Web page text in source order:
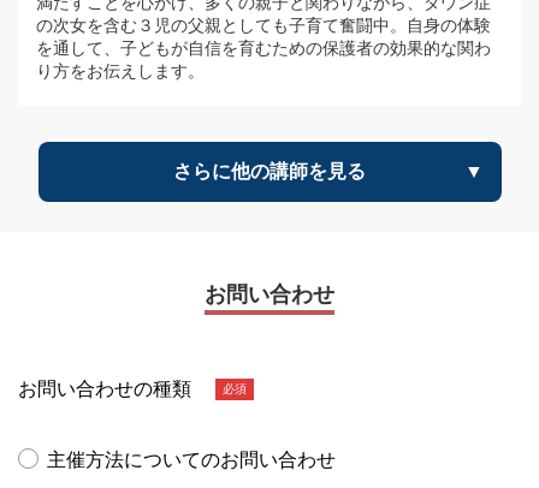
の次女を含む３児の父親としても子育て奮闘中。自身の体験
を通して、子どもが自信を育むための保護者の効果的な関わ
り方をお伝えします。
さらに他の講師を見る
お問い合わせ
お問い合わせの種類 必須
主催方法についてのお問い合わせ